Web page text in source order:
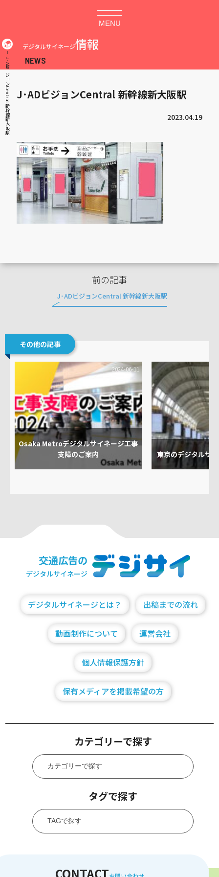
MENU
J･ADビジョンCentral 新幹線新大阪駅
デジタルサイネージ情報
J･ADビジョンCentral 新幹線新大阪駅
2023.04.19
前の記事
J･ADビジョンCentral 新幹線新大阪駅
その他の記事
Osaka Metroデジタルサイネージ工事
支障のご案内
2024-06-11
東京のデジタルサ
交通広告の
デジタルサイネージ
デジタルサイネージとは？ 出稿までの流れ
動画制作について 運営会社
個人情報保護方針
保有メディアを掲載希望の方
カテゴリーで探す
タグで探す
CONTACT